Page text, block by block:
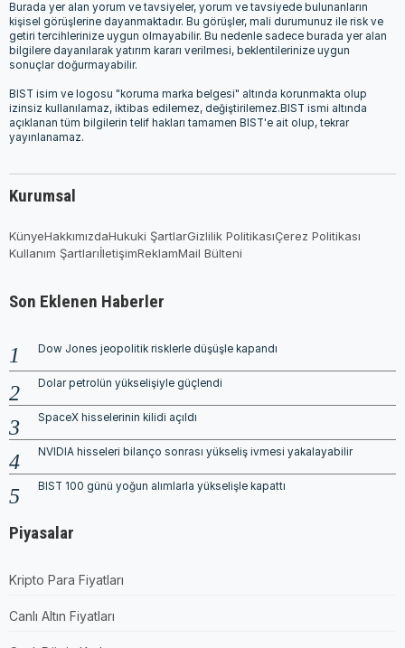
Burada yer alan yorum ve tavsiyeler, yorum ve tavsiyede bulunanların
kişisel görüşlerine dayanmaktadır. Bu görüşler, mali durumunuz ile risk ve
getiri tercihlerinize uygun olmayabilir. Bu nedenle sadece burada yer alan
bilgilere dayanılarak yatırım kararı verilmesi, beklentilerinize uygun
sonuçlar doğurmayabilir.
BIST isim ve logosu "koruma marka belgesi" altında korunmakta olup
izinsiz kullanılamaz, iktibas edilemez, değiştirilemez.BIST ismi altında
açıklanan tüm bilgilerin telif hakları tamamen BIST'e ait olup, tekrar
yayınlanamaz.
Kurumsal
KünyeHakkımızdaHukuki ŞartlarGizlilik PolitikasıÇerez Politikası
Kullanım ŞartlarıİletişimReklamMail Bülteni
Son Eklenen Haberler
Dow Jones jeopolitik risklerle düşüşle kapandı
Dolar petrolün yükselişiyle güçlendi
SpaceX hisselerinin kilidi açıldı
NVIDIA hisseleri bilanço sonrası yükseliş ivmesi yakalayabilir
BIST 100 günü yoğun alımlarla yükselişle kapattı
Piyasalar
Kripto Para Fiyatları
Canlı Altın Fiyatları